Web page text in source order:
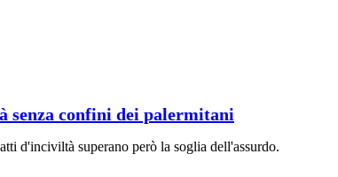
senza confini dei palermitani
d'inciviltà superano però la soglia dell'assurdo.